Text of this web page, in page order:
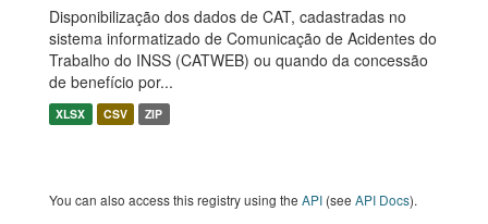
Disponibilização dos dados de CAT, cadastradas no
sistema informatizado de Comunicação de Acidentes do
Trabalho do INSS (CATWEB) ou quando da concessão
de benefício por...
XLSX CSV ZIP
You can also access this registry using the API (see API Docs).